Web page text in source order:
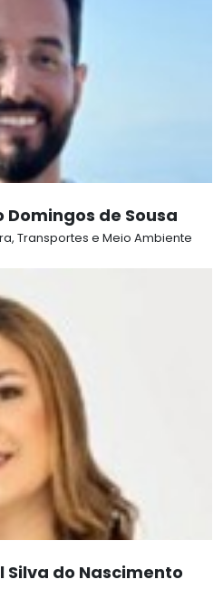
Domingos de Sousa
Transportes e Meio Ambiente
do Nascimento